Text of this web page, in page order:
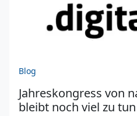
Blog
Jahreskongress von
bleibt noch viel zu tun